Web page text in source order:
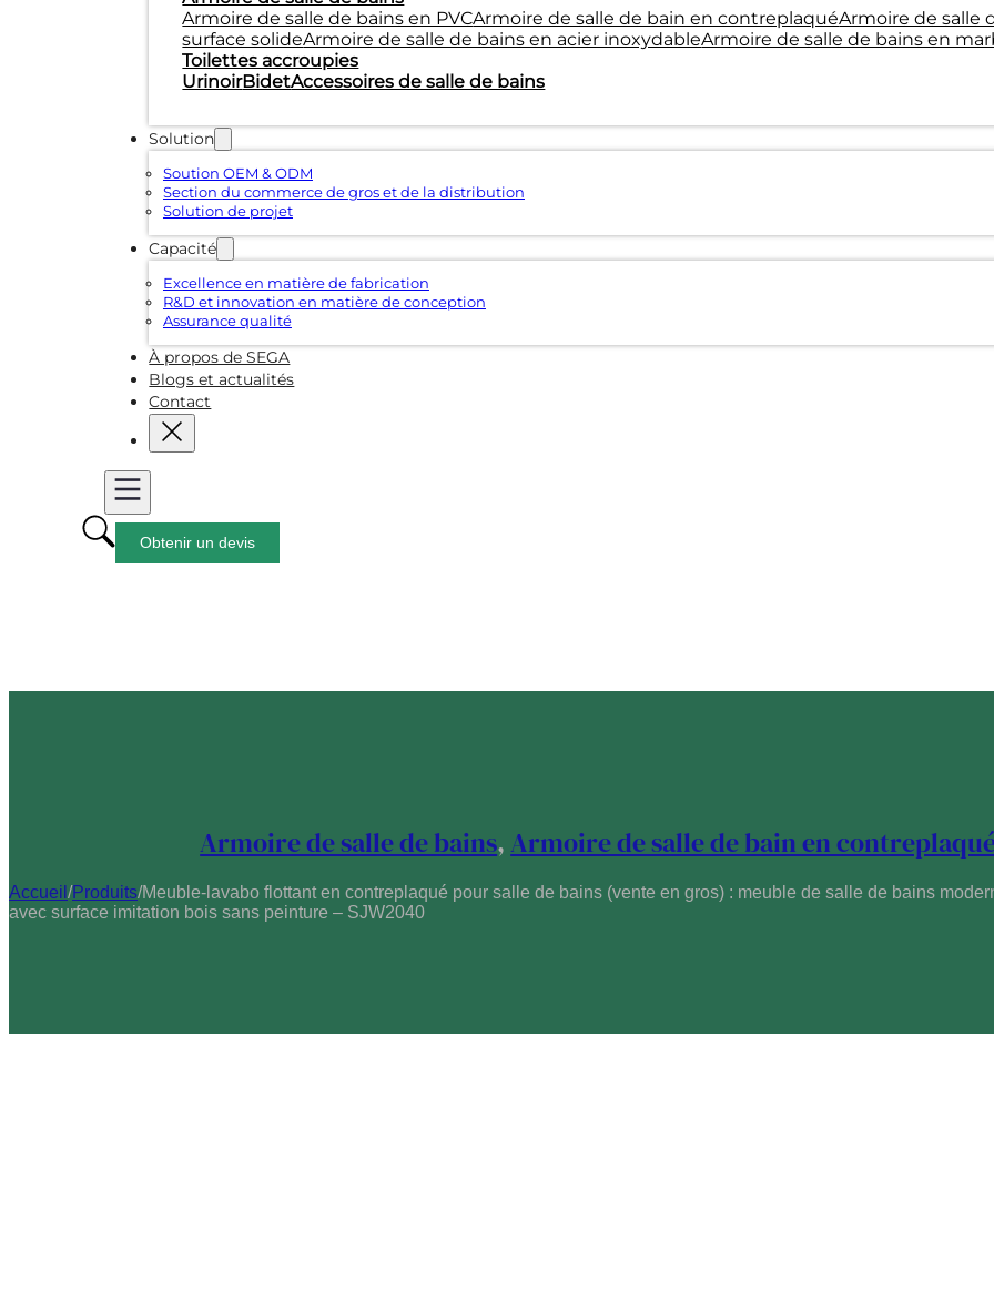
Armoire de salle de bains en PVCArmoire de salle de bain en contreplaquéArmoire de salle
surface solideArmoire de salle de bains en acier inoxydableArmoire de salle de bains en
Toilettes accroupies
UrinoirBidetAccessoires de salle de bains
Solution
Soution OEM & ODM
Section du commerce de gros et de la distribution
Solution de projet
Capacité
Excellence en matière de fabrication
R&D et innovation en matière de conception
Assurance qualité
À propos de SEGA
Blogs et actualités
Contact
Obtenir un devis
Armoire de salle de bains,Armoire de salle de bain en
Accueil /Produits/Meuble-lavabo flottant en contreplaqué pour salle de bains (vente en gros) : meuble de salle de bains
avec surface imitation bois sans peinture – SJW2040